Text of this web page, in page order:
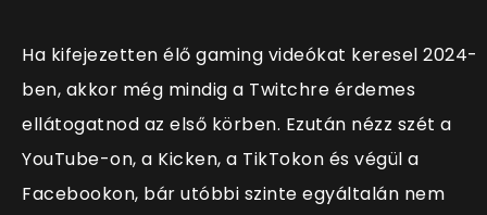
Ha kifejezetten élő gaming videókat keresel 2024-
ben, akkor még mindig a Twitchre érdemes
ellátogatnod az első körben. Ezután nézz szét a
YouTube-on, a Kicken, a TikTokon és végül a
Facebookon, bár utóbbi szinte egyáltalán nem